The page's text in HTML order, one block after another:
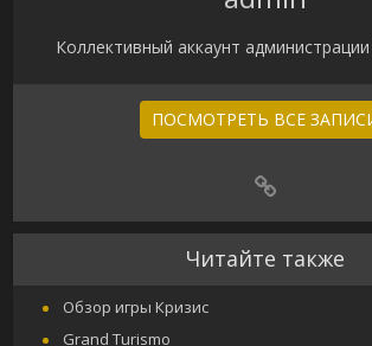
Коллективный аккаунт администрации
ПОСМОТРЕТЬ ВСЕ
Читайте также
Обзор игры Кризис
Grand Turismo